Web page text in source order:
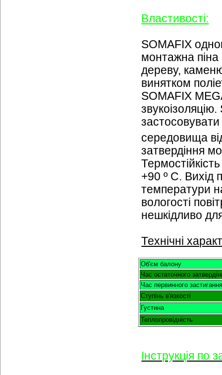
Властивості:
SOMAFIX
монтажна
дереву,
винятком
SOMAFIX
середовища
затвердіння
+90 º С. Вихід
температури
вологості
нешкідливо
Технічні
Об'єм балону
Час остаточного
Час первинного застигання
Ступінь в'язкості
Густина
Теплопровідність
Інструкція по